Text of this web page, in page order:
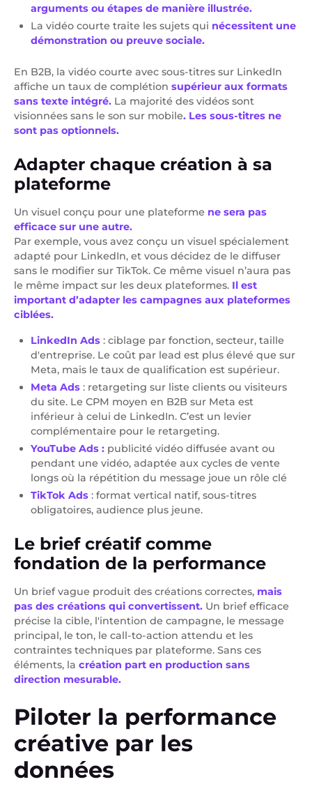
arguments ou étapes de manière illustrée.
La vidéo courte traite les sujets qui nécessitent une
démonstration ou preuve sociale.
En B2B, la vidéo courte avec sous-titres sur LinkedIn
affiche un taux de complétion supérieur aux formats
sans texte intégré. La majorité des vidéos sont
visionnées sans le son sur mobile. Les sous-titres ne
sont pas optionnels.
Adapter chaque création à sa
plateforme
Un visuel conçu pour une plateforme ne sera pas
efficace sur une autre.
Par exemple, vous avez conçu un visuel spécialement
adapté pour LinkedIn, et vous décidez de le diffuser
sans le modifier sur TikTok. Ce même visuel n’aura pas
le même impact sur les deux plateformes. Il est
important d’adapter les campagnes aux plateformes
ciblées.
LinkedIn Ads : ciblage par fonction, secteur, taille
d'entreprise. Le coût par lead est plus élevé que sur
Meta, mais le taux de qualification est supérieur.
Meta Ads : retargeting sur liste clients ou visiteurs
du site. Le CPM moyen en B2B sur Meta est
inférieur à celui de LinkedIn. C’est un levier
complémentaire pour le retargeting.
YouTube Ads : publicité vidéo diffusée avant ou
pendant une vidéo, adaptée aux cycles de vente
longs où la répétition du message joue un rôle clé
TikTok Ads : format vertical natif, sous-titres
obligatoires, audience plus jeune.
Le brief créatif comme
fondation de la performance
Un brief vague produit des créations correctes, mais
pas des créations qui convertissent. Un brief efficace
précise la cible, l'intention de campagne, le message
principal, le ton, le call-to-action attendu et les
contraintes techniques par plateforme. Sans ces
éléments, la création part en production sans
direction mesurable.
Piloter la performance
créative par les
données